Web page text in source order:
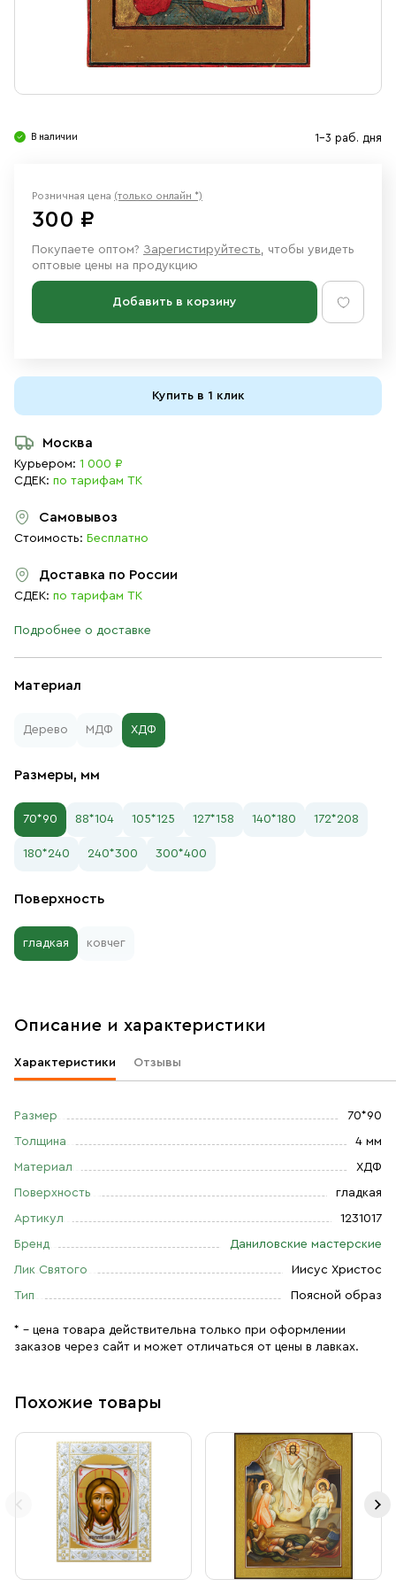
Ювелирные изделия
В наличии 1-3 раб. дня
Материал
Дерево МДФ ХДФ
Размеры, мм
70*90 88*104 105*125 127*158 140*180 172*208
180*240 240*300 300*400
Поверхность
гладкая ковчег
Розничная цена (только онлайн *)
300 ₽
Покупаете оптом? Зарегистируйтесть, чтобы увидеть
оптовые цены на продукцию
Добавить в корзину
Купить в 1 клик
Москва
Курьером: 1 000 ₽
СДЕК: по тарифам ТК
Самовывоз
Стоимость: Бесплатно
Доставка по России
СДЕК: по тарифам ТК
Подробнее о доставке
Описание и характеристики
Характеристики Отзывы
Размер 70*90
Толщина 4 мм
Материал ХДФ
Поверхность гладкая
Артикул 1231017
Бренд Даниловские мастерские
Лик Святого Иисус Христос
Тип Поясной образ
* – цена товара действительна только при оформлении
заказов через сайт и может отличаться от цены в лавках.
Похожие товары